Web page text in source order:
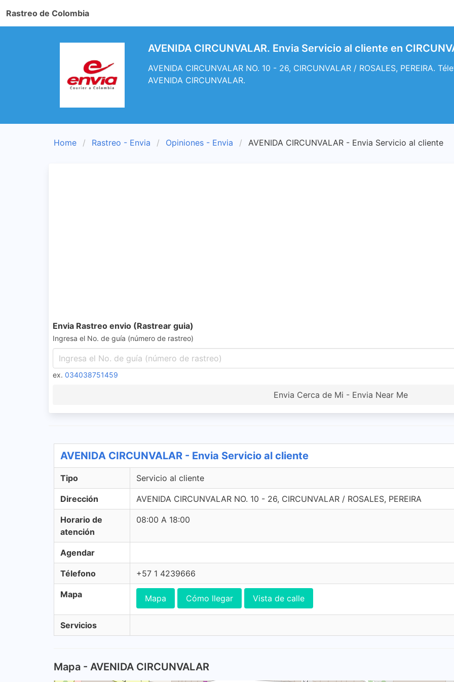
Rastreo de Colombia
AVENIDA CIRCUNVALAR. Envia Servicio al cliente en
AVENIDA CIRCUNVALAR NO. 10 - 26, CIRCUNVALAR / ROSALES, PEREIRA.
AVENIDA CIRCUNVALAR.
Home Rastreo - Envia Opiniones - Envia AVENIDA CIRCUNVALAR - Envia Servicio al cliente
Envia Rastreo envio (Rastrear guia)
Ingresa el No. de guía (número de rastreo)
ex. 034038751459
Envia Cerca de Mi - Envia Near Me
AVENIDA CIRCUNVALAR - Envia Servicio al cliente
Tipo Servicio al cliente
Dirección AVENIDA CIRCUNVALAR NO. 10 - 26, CIRCUNVALAR / ROSALES, PEREIRA
Horario de
atención
08:00 A 18:00
Agendar
Télefono +57 1 4239666
Mapa Mapa Cómo llegar Vista de calle
Servicios
Mapa - AVENIDA CIRCUNVALAR